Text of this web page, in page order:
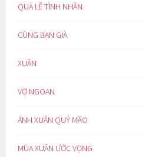
QUÀ LỄ TÌNH NHÂN
CÙNG BẠN GIÀ
XUÂN
VỢ NGOAN
ÁNH XUÂN QUÝ MÃO
MÙA XUÂN ƯỚC VỌNG